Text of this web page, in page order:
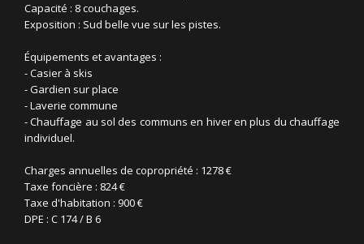
Capacité : 8 couchages.
Exposition : Sud belle vue sur les pistes.
Équipements et avantages :
- Casier à skis
- Gardien sur place
- Laverie commune
- Chauffage au sol des communs en hiver en plus du chauffage
individuel.
Charges annuelles de copropriété : 1278 €
Taxe foncière : 824 €
Taxe d'habitation : 900 €
DPE : C 174 / B 6